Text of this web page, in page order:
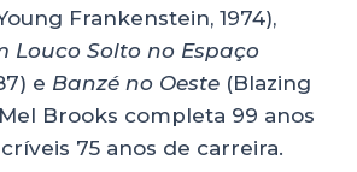
Frankenstein, 1974),
Louco Solto no Espaço
e Banzé no Oeste (Blazing
Mel Brooks completa 99 anos
75 anos de carreira.